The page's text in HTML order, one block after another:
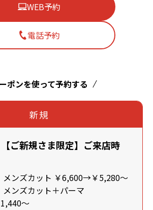
WEB予約
電話予約
ポンを使って予約する
新規
【ご新規さま限定】ご来店時
メンズカット ￥6,600→￥5,280～
メンズカット＋パーマ
～